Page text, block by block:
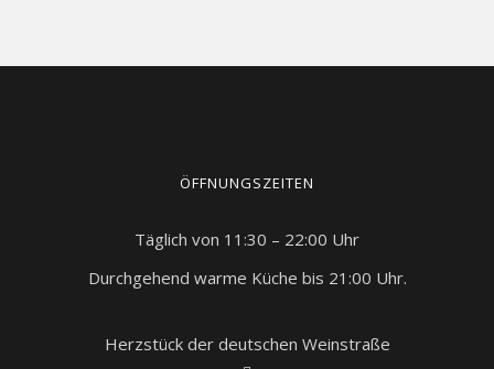
ÖFFNUNGSZEITEN
Täglich von 11:30 – 22:00 Uhr
Durchgehend warme Küche bis 21:00 Uhr.
Herzstück der deutschen Weinstraße